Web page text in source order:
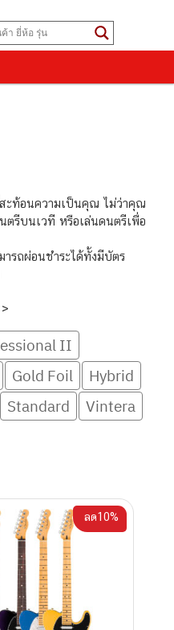
สะท้อนความเป็นคุณ ไม่ว่าคุณ
รีบนเวที หรือเล่นดนตรีเพื่อ
ารถผ่อนชำระได้ทั้งมีบัตร
II
Gold Foil
Hybrid
Standard Vintera
ลด10%